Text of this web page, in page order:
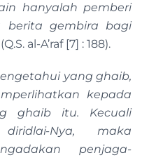
hanyalah pemberi
berita gembira bagi
al-A’raf [7] : 188).
yang ghaib,
kepada
ghaib itu. Kecuali
Nya, maka
penjaga-